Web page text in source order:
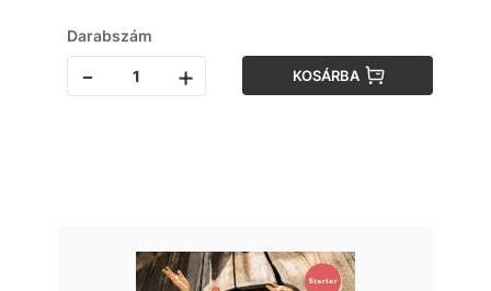
Darabszám
- + KOSÁRBA